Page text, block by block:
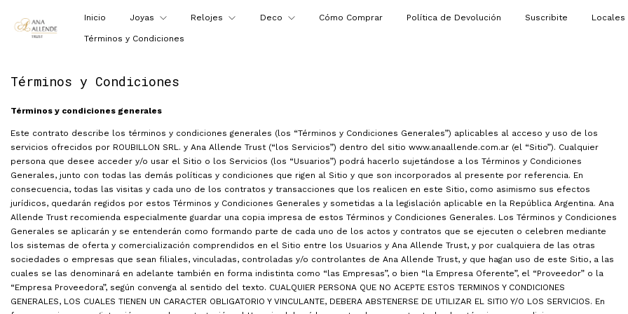
Inicio Joyas Relojes Deco Cómo Comprar Política de Devolución Suscribite Locales
Términos y Condiciones
Términos y Condiciones
Términos y condiciones generales
Este contrato describe los términos y condiciones generales (los “Términos y Condiciones Generales”) aplicables al acceso y uso de los
servicios ofrecidos por ROUBILLON SRL. y Ana Allende Trust (“los Servicios”) dentro del sitio www.anaallende.com.ar (el “Sitio”). Cualquier
persona que desee acceder y/o usar el Sitio o los Servicios (los “Usuarios”) podrá hacerlo sujetándose a los Términos y Condiciones
Generales, junto con todas las demás políticas y condiciones que rigen al Sitio y que son incorporados al presente por referencia. En
consecuencia, todas las visitas y cada uno de los contratos y transacciones que los realicen en este Sitio, como asimismo sus efectos
jurídicos, quedarán regidos por estos Términos y Condiciones Generales y sometidas a la legislación aplicable en la República Argentina. Ana
Allende Trust recomienda especialmente guardar una copia impresa de estos Términos y Condiciones Generales. Los Términos y Condiciones
Generales se aplicarán y se entenderán como formando parte de cada uno de los actos y contratos que se ejecuten o celebren mediante
los sistemas de oferta y comercialización comprendidos en el Sitio entre los Usuarios y Ana Allende Trust, y por cualquiera de las otras
sociedades o empresas que sean filiales, vinculadas, controladas y/o controlantes de Ana Allende Trust, y que hagan uso de este Sitio, a las
cuales se las denominará en adelante también en forma indistinta como “las Empresas”, o bien “la Empresa Oferente”, el “Proveedor” o la
“Empresa Proveedora”, según convenga al sentido del texto. CUALQUIER PERSONA QUE NO ACEPTE ESTOS TERMINOS Y CONDICIONES
GENERALES, LOS CUALES TIENEN UN CARACTER OBLIGATORIO Y VINCULANTE, DEBERA ABSTENERSE DE UTILIZAR EL SITIO Y/O LOS SERVICIOS. En